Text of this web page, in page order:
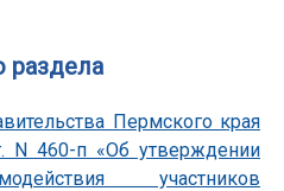
раздела
Пермского края
N 460-п «Об утверждении
участников